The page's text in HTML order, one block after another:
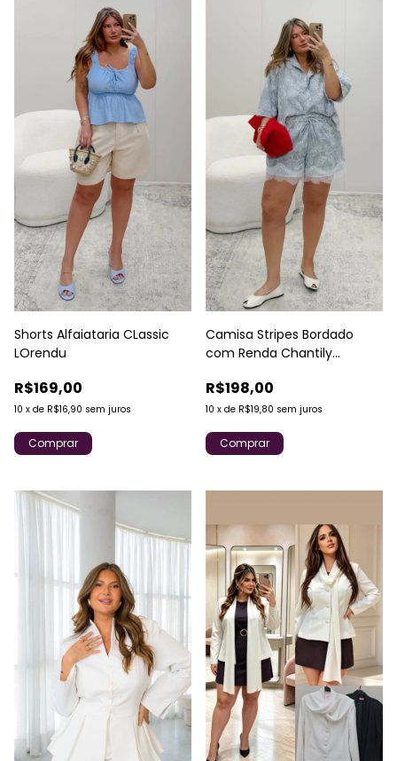
Shorts Alfaiataria CLassic
LOrendu
R$169,00
10 x de R$16,90 sem juros
Comprar
Camisa Stripes Bordado
com Renda Chantily
R$198,00
10 x de R$19,80 sem juros
Comprar